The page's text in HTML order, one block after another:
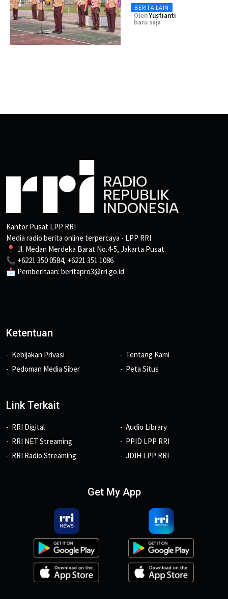
BERITA LAIN
OlehYusfianti
baru saja
Kantor Pusat LPP RRI
Media radio berita online terpercaya - LPP RRI
📍 Jl. Medan Merdeka Barat No.4-5, Jakarta Pusat.
📞 +6221 350 0584, +6221 351 1086
📩 Pemberitaan: beritapro3@rri.go.id
Ketentuan
Kebijakan Privasi
Pedoman Media Siber
Tentang Kami
Peta Situs
Link Terkait
RRI Digital
RRI NET Streaming
RRI Radio Streaming
Audio Library
PPID LPP RRI
JDIH LPP RRI
Get My App